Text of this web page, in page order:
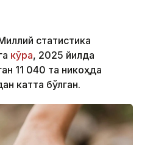
статистика
кўра, 2025 йилда
11 040 та никоҳда
катта бўлган.